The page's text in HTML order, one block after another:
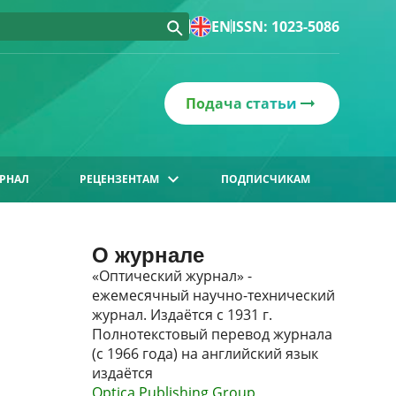
ENISSN: 1023-5086
Подача статьи
РЕЦЕНЗЕНТАМ ПОДПИСЧИКАМ
О журнале
«Оптический журнал» -
ежемесячный научно-технический
журнал. Издаётся с 1931 г.
Полнотекстовый перевод журнала
(с 1966 года) на английский язык
издаётся